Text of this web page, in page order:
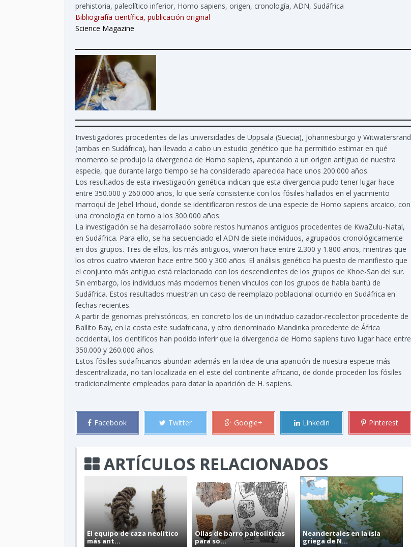
prehistoria, paleolítico inferior, Homo sapiens, origen, cronología, ADN, Sudáfrica
Bibliografía científica, publicación original
Science Magazine
Investigadores procedentes de las universidades de Uppsala (Suecia), Johannesburgo y Witwatersrand
(ambas en Sudáfrica), han llevado a cabo un estudio genético que ha permitido estimar en qué
momento se produjo la divergencia de Homo sapiens, apuntando a un origen antiguo de nuestra
especie, que durante largo tiempo se ha considerado aparecida hace unos 200.000 años.
Los resultados de esta investigación genética indican que esta divergencia pudo tener lugar hace
entre 350.000 y 260.000 años, lo que sería consistente con los fósiles hallados en el yacimiento
marroquí de Jebel Irhoud, donde se identificaron restos de una especie de Homo sapiens arcaico, con
una cronología en torno a los 300.000 años.
La investigación se ha desarrollado sobre restos humanos antiguos procedentes de KwaZulu-Natal,
en Sudáfrica. Para ello, se ha secuenciado el ADN de siete individuos, agrupados cronológicamente
en dos grupos. Tres de ellos, los más antiguos, vivieron hace entre 2.300 y 1.800 años, mientras que
los otros cuatro vivieron hace entre 500 y 300 años. El análisis genético ha puesto de manifiesto que
el conjunto más antiguo está relacionado con los descendientes de los grupos de Khoe-San del sur.
Sin embargo, los individuos más modernos tienen vínculos con los grupos de habla bantú de
Sudáfrica. Estos resultados muestran un caso de reemplazo poblacional ocurrido en Sudáfrica en
fechas recientes.
A partir de genomas prehistóricos, en concreto los de un individuo cazador-recolector procedente de
Ballito Bay, en la costa este sudafricana, y otro denominado Mandinka procedente de África
occidental, los científicos han podido inferir que la divergencia de Homo sapiens tuvo lugar hace entre
350.000 y 260.000 años.
Estos fósiles sudafricanos abundan además en la idea de una aparición de nuestra especie más
descentralizada, no tan localizada en el este del continente africano, de donde proceden los fósiles
tradicionalmente empleados para datar la aparición de H. sapiens.
Facebook Twitter Google+ Linkedin Pinterest
ARTÍCULOS RELACIONADOS
El equipo de caza neolítico
más ant...
Ollas de barro paleolíticas
para so...
Neandertales en la isla
griega de N...